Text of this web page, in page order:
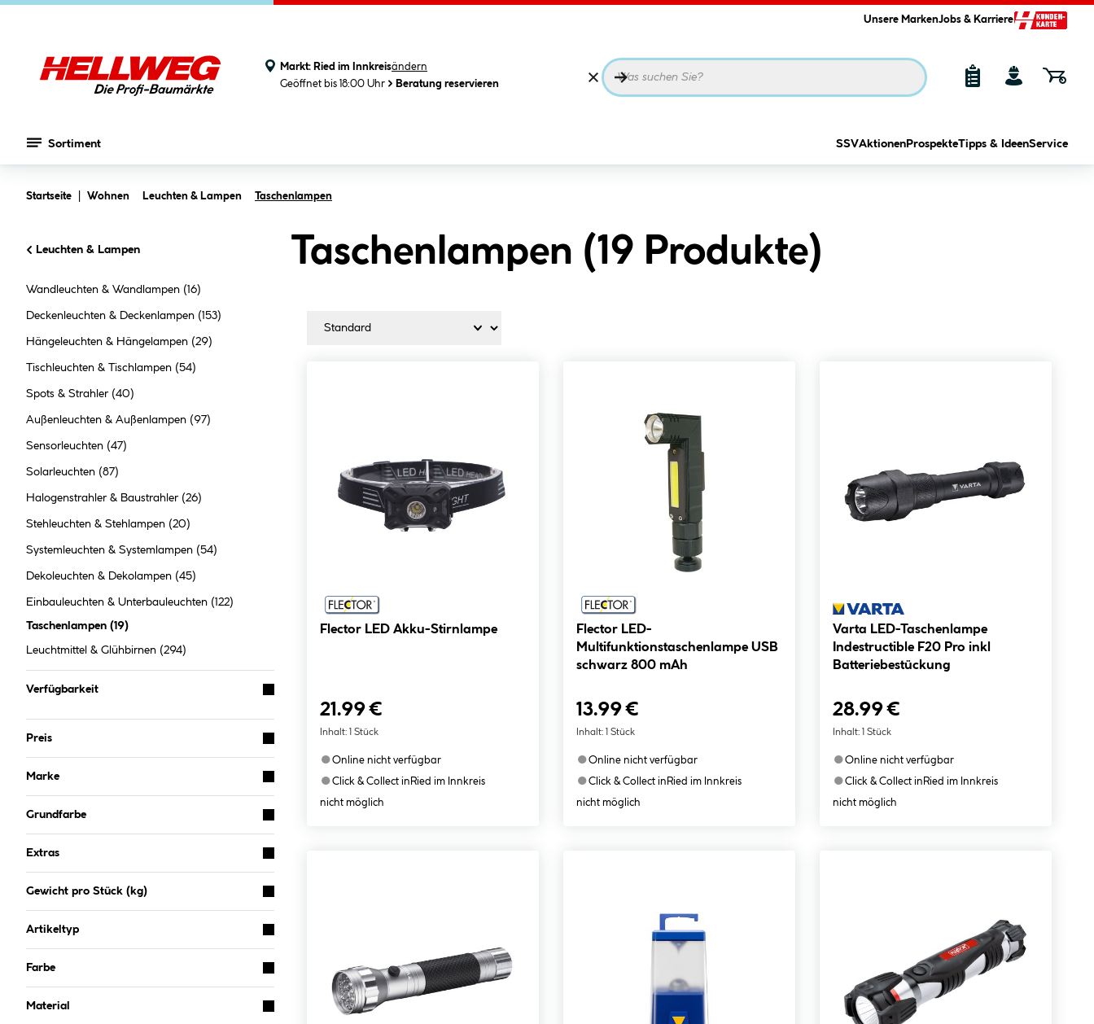
Unsere MarkenJobs & Karriere
Markt: Ried im Innkreisändern
Geöffnet bis 18:00 Uhr
Beratung reservieren
Sortiment SSVAktionen ProspekteTipps & IdeenService
Startseite Wohnen Leuchten & Lampen Taschenlampen
Leuchten & Lampen
Wandleuchten & Wandlampen (16)
Deckenleuchten & Deckenlampen (153)
Hängeleuchten & Hängelampen (29)
Tischleuchten & Tischlampen (54)
Spots & Strahler (40)
Außenleuchten & Außenlampen (97)
Sensorleuchten (47)
Solarleuchten (87)
Halogenstrahler & Baustrahler (26)
Stehleuchten & Stehlampen (20)
Systemleuchten & Systemlampen (54)
Dekoleuchten & Dekolampen (45)
Einbauleuchten & Unterbauleuchten (122)
Taschenlampen (19)
Leuchtmittel & Glühbirnen (294)
Verfügbarkeit
Preis
Marke
Grundfarbe
Extras
Gewicht pro Stück (kg)
Artikeltyp
Farbe
Material
Taschenlampen (19 Produkte)
Flector LED Akku-Stirnlampe
21.99 €
Inhalt: 1 Stück
●Online nicht verfügbar
●Click & Collect in Ried im Innkreis
nicht möglich
Flector LED-
Multifunktionstaschenlampe USB
schwarz 800 mAh
13.99 €
Inhalt: 1 Stück
●Online nicht verfügbar
●Click & Collect in Ried im Innkreis
nicht möglich
Varta LED-Taschenlampe
Indestructible F20 Pro inkl
Batteriebestückung
28.99 €
Inhalt: 1 Stück
●Online nicht verfügbar
●Click & Collect in Ried im Innkreis
nicht möglich